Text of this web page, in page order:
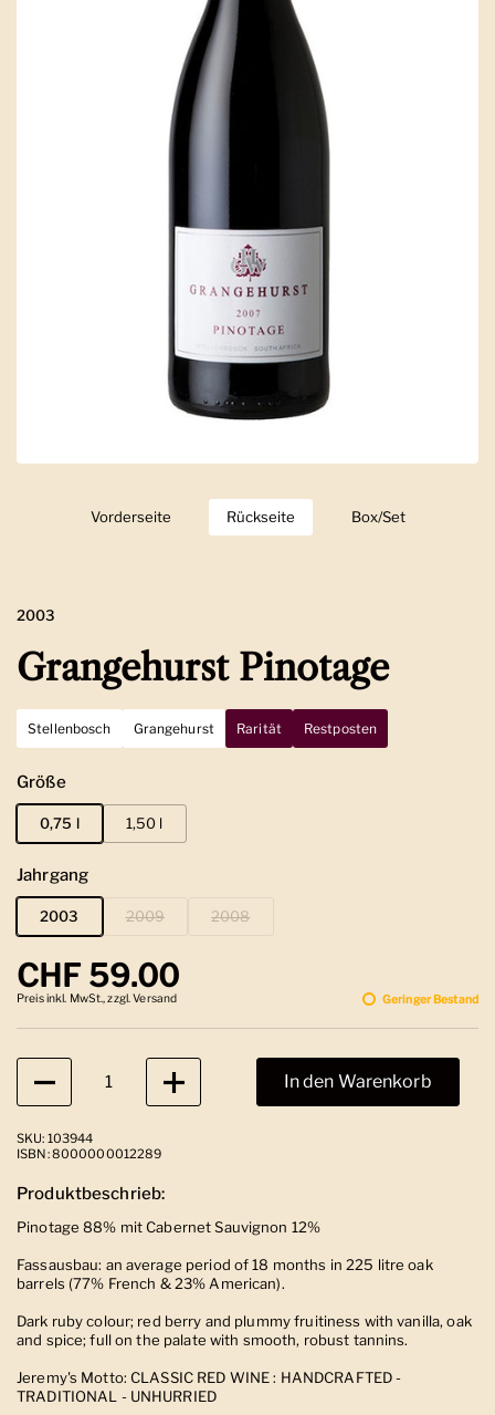
Zeige Folie 1
Vorderseite Zeige Folie 2
Rückseite Zeige Folie 3
Box/Set
2003
Grangehurst Pinotage
Stellenbosch Grangehurst Rarität Restposten
Größe
0,75 l 1,50 l
Jahrgang
2003 2009 2008
Regulärer Preis
CHF 59.00
Preis inkl. MwSt., zzgl. Versand Geringer Bestand
Anzahl
In den Warenkorb
SKU: 103944
ISBN: 8000000012289
Produktbeschrieb:
Pinotage 88% mit Cabernet Sauvignon 12%
Fassausbau: an average period of 18 months in 225 litre oak
barrels (77% French & 23% American).
Dark ruby colour; red berry and plummy fruitiness with vanilla, oak
and spice; full on the palate with smooth, robust tannins.
Jeremy's Motto: CLASSIC RED WINE : HANDCRAFTED -
TRADITIONAL - UNHURRIED